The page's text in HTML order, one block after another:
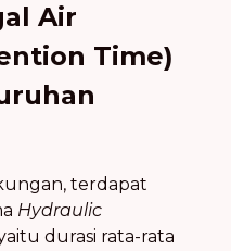
Air
Time)
terdapat
Hydraulic
durasi rata-rata